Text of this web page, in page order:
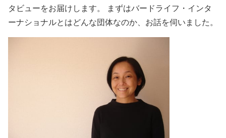
タビューをお届けします。 まずはバードライフ・インタ
ーナショナルとはどんな団体なのか、お話を伺いました。